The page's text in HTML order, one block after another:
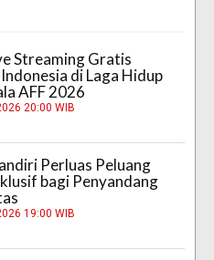
Streaming Gratis
di Laga Hidup
AFF 2026
20:00 WIB
Perluas Peluang
bagi Penyandang
19:00 WIB